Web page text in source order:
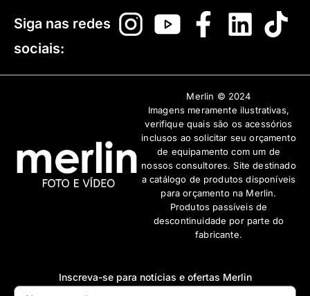
Inscreva-se para notícias e ofertas Merlin
Siga nas redes
sociais:
Merlin © 2024
Imagens meramente ilustrativas,
verifique quais são os acessórios
inclusos ao solicitar seu orçamento
de equipamento com um de
nossos consultores. Site destinado
a catálogo de produtos disponíveis
para orçamento na Merlin.
Produtos passíveis de
descontinuidade por parte do
fabricante.